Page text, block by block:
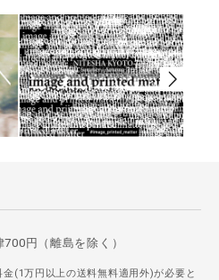
円（離島を除く）
(1万円以上の送料無料適用外)が必要と